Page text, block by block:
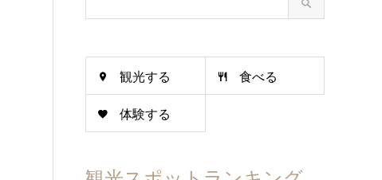
観光する 食べる
体験する